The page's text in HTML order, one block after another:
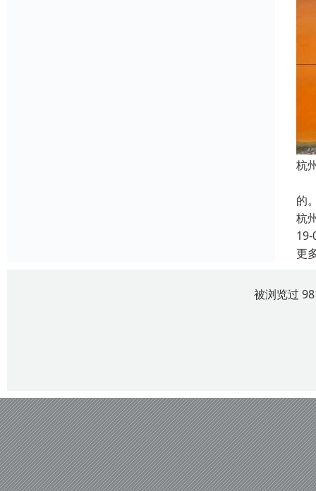
杭
的
杭
19-
更
被浏览过